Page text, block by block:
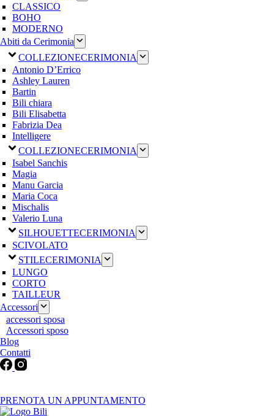
CLASSICO
BOHO
MODERNO
Abiti da Cerimonia
COLLEZIONECERIMONIA
Antonio D’Errico
Ashley Lauren
Bartin
Bili chiara
Bili Elisabetta
Fabrizia Dea
Intelligere
COLLEZIONECERIMONIA
Isabel Sanchis
Magia
Manu Garcia
Maria Coca
Mischalis
Valerio Luna
SILHOUETTECERIMONIA
SCIVOLATO
STILECERIMONIA
LUNGO
CORTO
TAILLEUR
Accessori
accessori sposa
Accessori sposo
Blog
Contatti
PRENOTA UN APPUNTAMENTO